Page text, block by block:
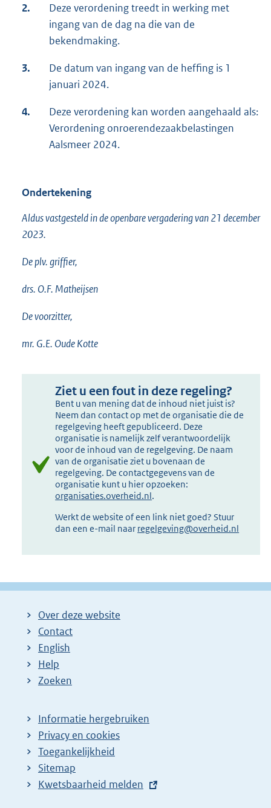
2.
Deze verordening treedt in werking met
ingang van de dag na die van de
bekendmaking.
3.
De datum van ingang van de heffing is 1
januari 2024.
4.
Deze verordening kan worden aangehaald als:
Verordening onroerendezaakbelastingen
Aalsmeer 2024.
Ondertekening
Aldus vastgesteld in de openbare vergadering van 21 december
2023.
De plv. griffier,
drs. O.F. Matheijsen
De voorzitter,
mr. G.E. Oude Kotte
Ziet u een fout in deze regeling?
Bent u van mening dat de inhoud niet juist is?
Neem dan contact op met de organisatie die de
regelgeving heeft gepubliceerd. Deze
organisatie is namelijk zelf verantwoordelijk
voor de inhoud van de regelgeving. De naam
van de organisatie ziet u bovenaan de
regelgeving. De contactgegevens van de
organisatie kunt u hier opzoeken:
organisaties.overheid.nl.
Werkt de website of een link niet goed? Stuur
dan een e-mail naar regelgeving@overheid.nl
Over deze website
Contact
English
Help
Zoeken
Informatie hergebruiken
Privacy en cookies
Toegankelijkheid
Sitemap
E
Kwetsbaarheid melden